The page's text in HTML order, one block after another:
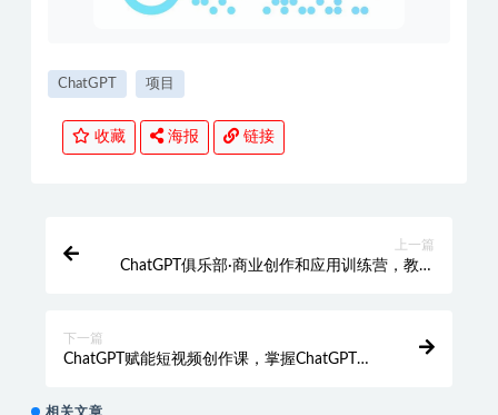
ChatGPT 项目
收藏 海报 链接
上一篇
ChatGPT俱乐部·商业创作和应用训练营，教你
下一篇
ChatGPT赋能短视频创作课，​掌握ChatGPT操
相关文章